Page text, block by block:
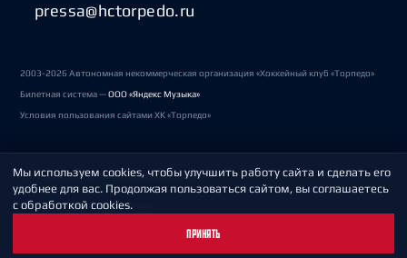
pressa@hctorpedo.ru
2003-2026 Автономная некоммерческая организация «Хоккейный клуб «Торпедо»
Билетная система —ООО «Яндекс Музыка»
Условия пользования сайтами ХК «Торпедо»
Политика обработки персональных данных
Пользовательское соглашение
Мы используем cookies, чтобы улучшить работу сайта и сделать его
удобнее для вас. Продолжая пользоваться сайтом, вы соглашаетесь
с обработкой cookies.
ПРИНЯТЬ